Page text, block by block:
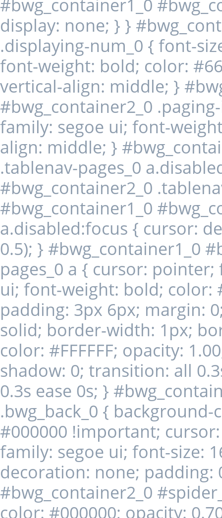
#bwg_container1_0
display: none; } }
.displaying-num_0 { font-
font-weight: bold; color:
vertical-align: middle; }
#bwg_container2_0
family: segoe ui; font-
align: middle; }
.tablenav-pages_0
#bwg_container2_0
#bwg_container1_0
a.disabled:focus { cursor:
0.5); } #bwg_container1_0
pages_0 a { cursor:
ui; font-weight: bold; color:
padding: 3px 6px; margin:
solid; border-width: 1px;
color: #FFFFFF; opacity:
shadow: 0; transition: all
0.3s ease 0s; }
.bwg_back_0 {
#000000 !important;
family: segoe ui; font-size:
decoration: none; padding:
#bwg_container2_0
color: #000000; opacity: